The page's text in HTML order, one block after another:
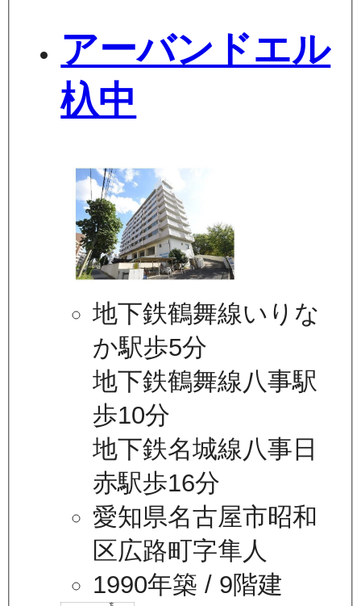
アーバンドエル
杁中
地下鉄鶴舞線いりな
か駅歩5分
地下鉄鶴舞線八事駅
歩10分
地下鉄名城線八事日
赤駅歩16分
愛知県名古屋市昭和
区広路町字隼人
1990年築 / 9階建